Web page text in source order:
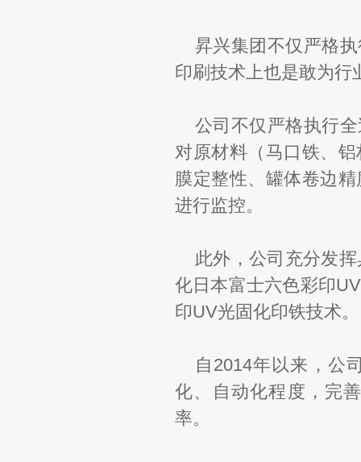
昇兴集团不仅严格
印刷技术上也是敢为行
公司不仅严格执行
对原材料（马口铁、
膜定整性、罐体卷边
进行监控。
此外，公司充分发
化日本富士六色彩印
印UV光固化印铁技术。
自2014年以来，公
化、自动化程度，完
率。